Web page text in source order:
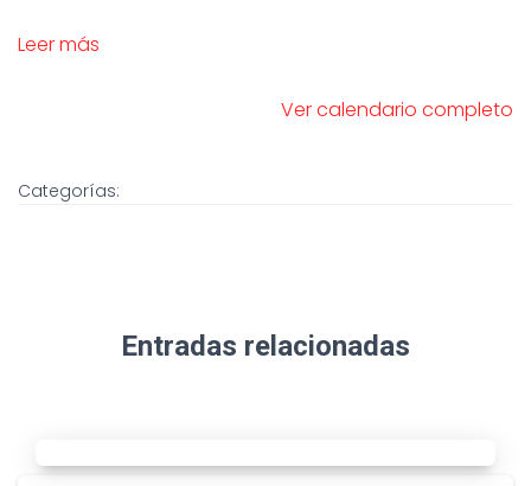
Leer más
Ver calendario completo
Categorías:
Entradas relacionadas